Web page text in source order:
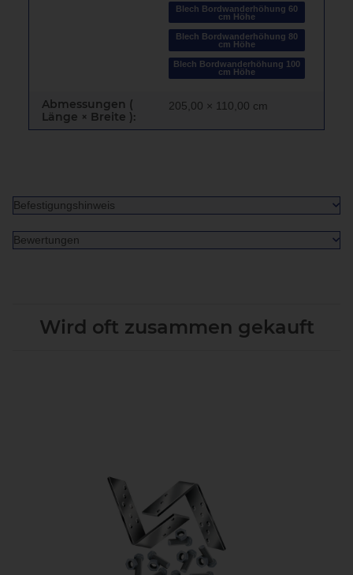
Blech Bordwanderhöhung 60
cm Höhe
Blech Bordwanderhöhung 80
cm Höhe
Blech Bordwanderhöhung 100
cm Höhe
Abmessungen (
Länge × Breite ):
205,00 × 110,00 cm
Befestigungshinweis
Bewertungen
Wird oft zusammen gekauft